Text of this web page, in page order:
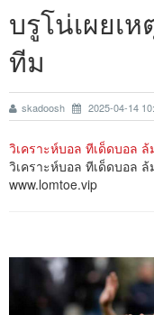
บรูโน่เผยเ
ทีม
skadoosh 2025-04-14
วิเคราะห์บอล ทีเด็ดบอล ล้
วิเคราะห์บอล ทีเด็ดบอล
www.lomtoe.vip